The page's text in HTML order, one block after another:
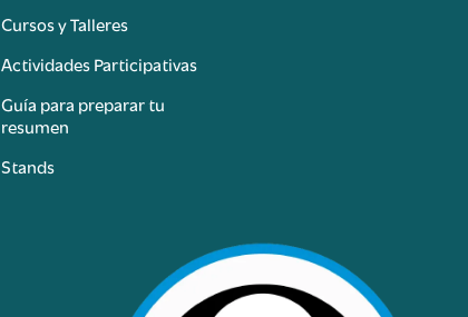
Cursos y Talleres
Actividades Participativas
Guía para preparar tu
resumen
Stands